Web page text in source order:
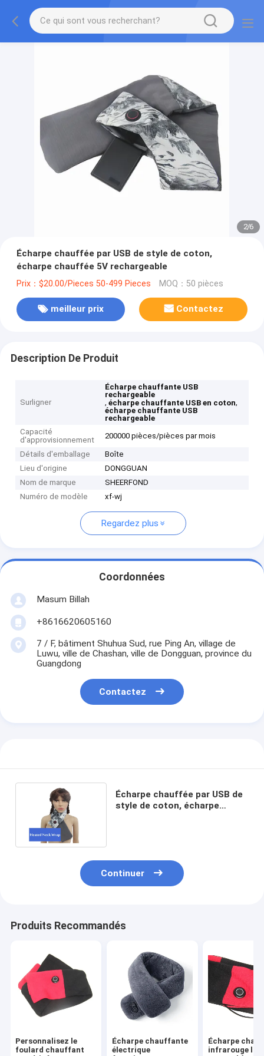
2/6
Écharpe chauffée par USB de style de coton,
écharpe chauffée 5V rechargeable
Prix：$20.00/Pieces 50-499 Pieces MOQ：50 pièces
meilleur prix Contactez
Description De Produit
Surligner
Écharpe chauffante USB
rechargeable
,écharpe chauffante USB en coton,
écharpe chauffante USB
rechargeable
Capacité
d'approvisionnement
200000 pièces/pièces par mois
Détails d'emballage
Boîte
Lieu d'origine
DONGGUAN
Nom de marque
SHEERFOND
Numéro de modèle
xf-wj
Regardez plus
Coordonnées
Masum Billah
+8616620605160
7 / F, bâtiment Shuhua Sud, rue Ping An, village de
Luwu, ville de Chashan, ville de Dongguan, province du
Guangdong
Contactez
Écharpe chauffée par USB de
style de coton, écharpe
Continuer
Produits Recommandés
Personnalisez le
foulard chauffant
Écharpe chauffante
électrique
Écharpe
infrarouge